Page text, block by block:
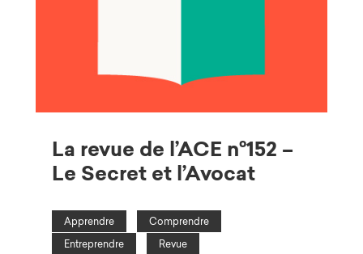
La revue de l’ACE n°152 –
Le Secret et l’Avocat
Apprendre
Comprendre
Entreprendre
Revue